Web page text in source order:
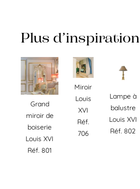
Plus d’inspiration
Grand
miroir de
boiserie
Louis XVI
Réf. 801
Miroir
Louis
XVI
Réf.
706
Lampe à
balustre
Louis XVI
Réf. 802